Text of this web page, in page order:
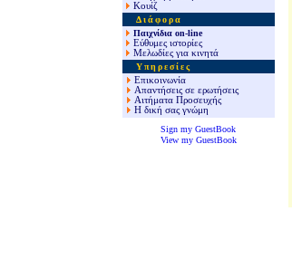
Κουίζ
Διάφορα
Παιχνίδια on-line
Εύθυμες ιστορίες
Μελωδίες για κινητά
Υπηρεσίες
Επικοινωνία
Απαντήσεις σε ερωτήσεις
Αιτήματα Προσευχής
Η δική σας γνώμη
Sign my GuestBook
View my GuestBook